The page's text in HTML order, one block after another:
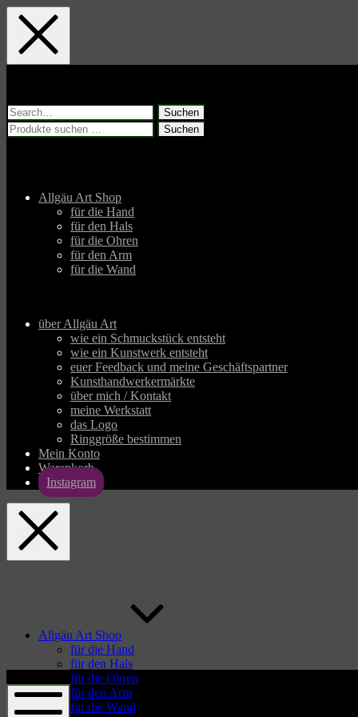
Skip
main
navigation
Skip
main
content
Skip
footer
Suchen
nach:
Suchen
Allgäu Art Shop
für die Hand
für den Hals
für die Ohren
für den Arm
für die Wand
über Allgäu Art
wie ein Schmuckstück entsteht
wie ein Kunstwerk entsteht
euer Feedback und meine Geschäftspartner
Kunsthandwerkermärkte
über mich / Kontakt
meine Werkstatt
das Logo
Ringgröße bestimmen
Mein Konto
Warenkorb
Instagram
Allgäu Art Shop
für die Hand
für den Hals
für die Ohren
für den Arm
für die Wand
art.com